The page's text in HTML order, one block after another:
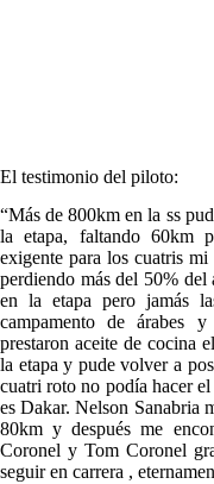
El testimonio del piloto:
“Más de 800km en la ss
la etapa, faltando 60km
exigente para los cuatris
perdiendo más del 50%
en la etapa pero jamás
campamento de árabes
prestaron aceite de cocina
la etapa y pude volver a
cuatri roto no podía hacer
es Dakar. Nelson Sanabria
80km y después me
Coronel y Tom Coronel
seguir en carrera ,